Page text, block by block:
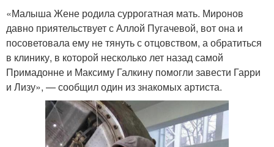
«Малыша Жене родила суррогатная мать. Миронов
давно приятельствует с Аллой Пугачевой, вот она и
посоветовала ему не тянуть с отцовством, а обратиться
в клинику, в которой несколько лет назад самой
Примадонне и Максиму Галкину помогли завести Гарри
и Лизу», — сообщил один из знакомых артиста.